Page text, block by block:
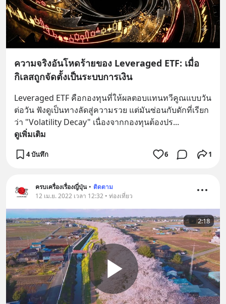
ความจริงอันโหดร้ายของ Leveraged ETF: เมื่อ
กิเลสถูกจัดตั้งเป็นระบบการเงิน
Leveraged ETF คือกองทุนที่ให้ผลตอบแทนทวีคูณแบบวัน
ต่อวัน ฟังดูเป็นทางลัดสู่ความรวย แต่มันซ่อนกับดักที่เรียก
ว่า "Volatility Decay" เนื่องจากกองทุนต้องปร...
ดูเพิ่มเติม
4 บันทึก 6 1
ครบเครื่องเรื่องญี่ปุ่น • ติดตาม
12 เม.ย. 2022 เวลา 12:32 • ท่องเที่ยว
2:18